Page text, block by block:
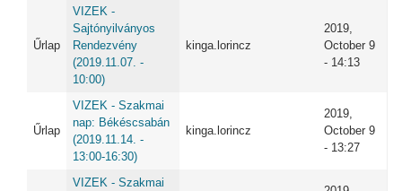
Űrlap
VIZEK -
Sajtónyilványos
Rendezvény
(2019.11.07. -
10:00)
kinga.lorincz
2019,
October 9
- 14:13
Űrlap
VIZEK - Szakmai
nap: Békéscsabán
(2019.11.14. -
13:00-16:30)
kinga.lorincz
2019,
October 9
- 13:27
VIZEK - Szakmai